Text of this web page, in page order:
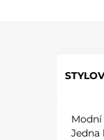
Modní
Jedna